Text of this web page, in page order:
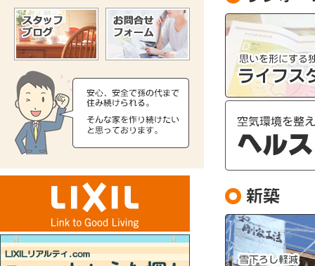
03月30日
K町 Y様 外壁補修工事ご契約ありがとうご
ざいます。
04月06日
H町 F様 トイレ入替・床断熱工事ご契約あ
りがとうございます。
04月13日
ございます。
04月14日
H町 H様 給湯器交換工事ご契約ありがとう
ございます。